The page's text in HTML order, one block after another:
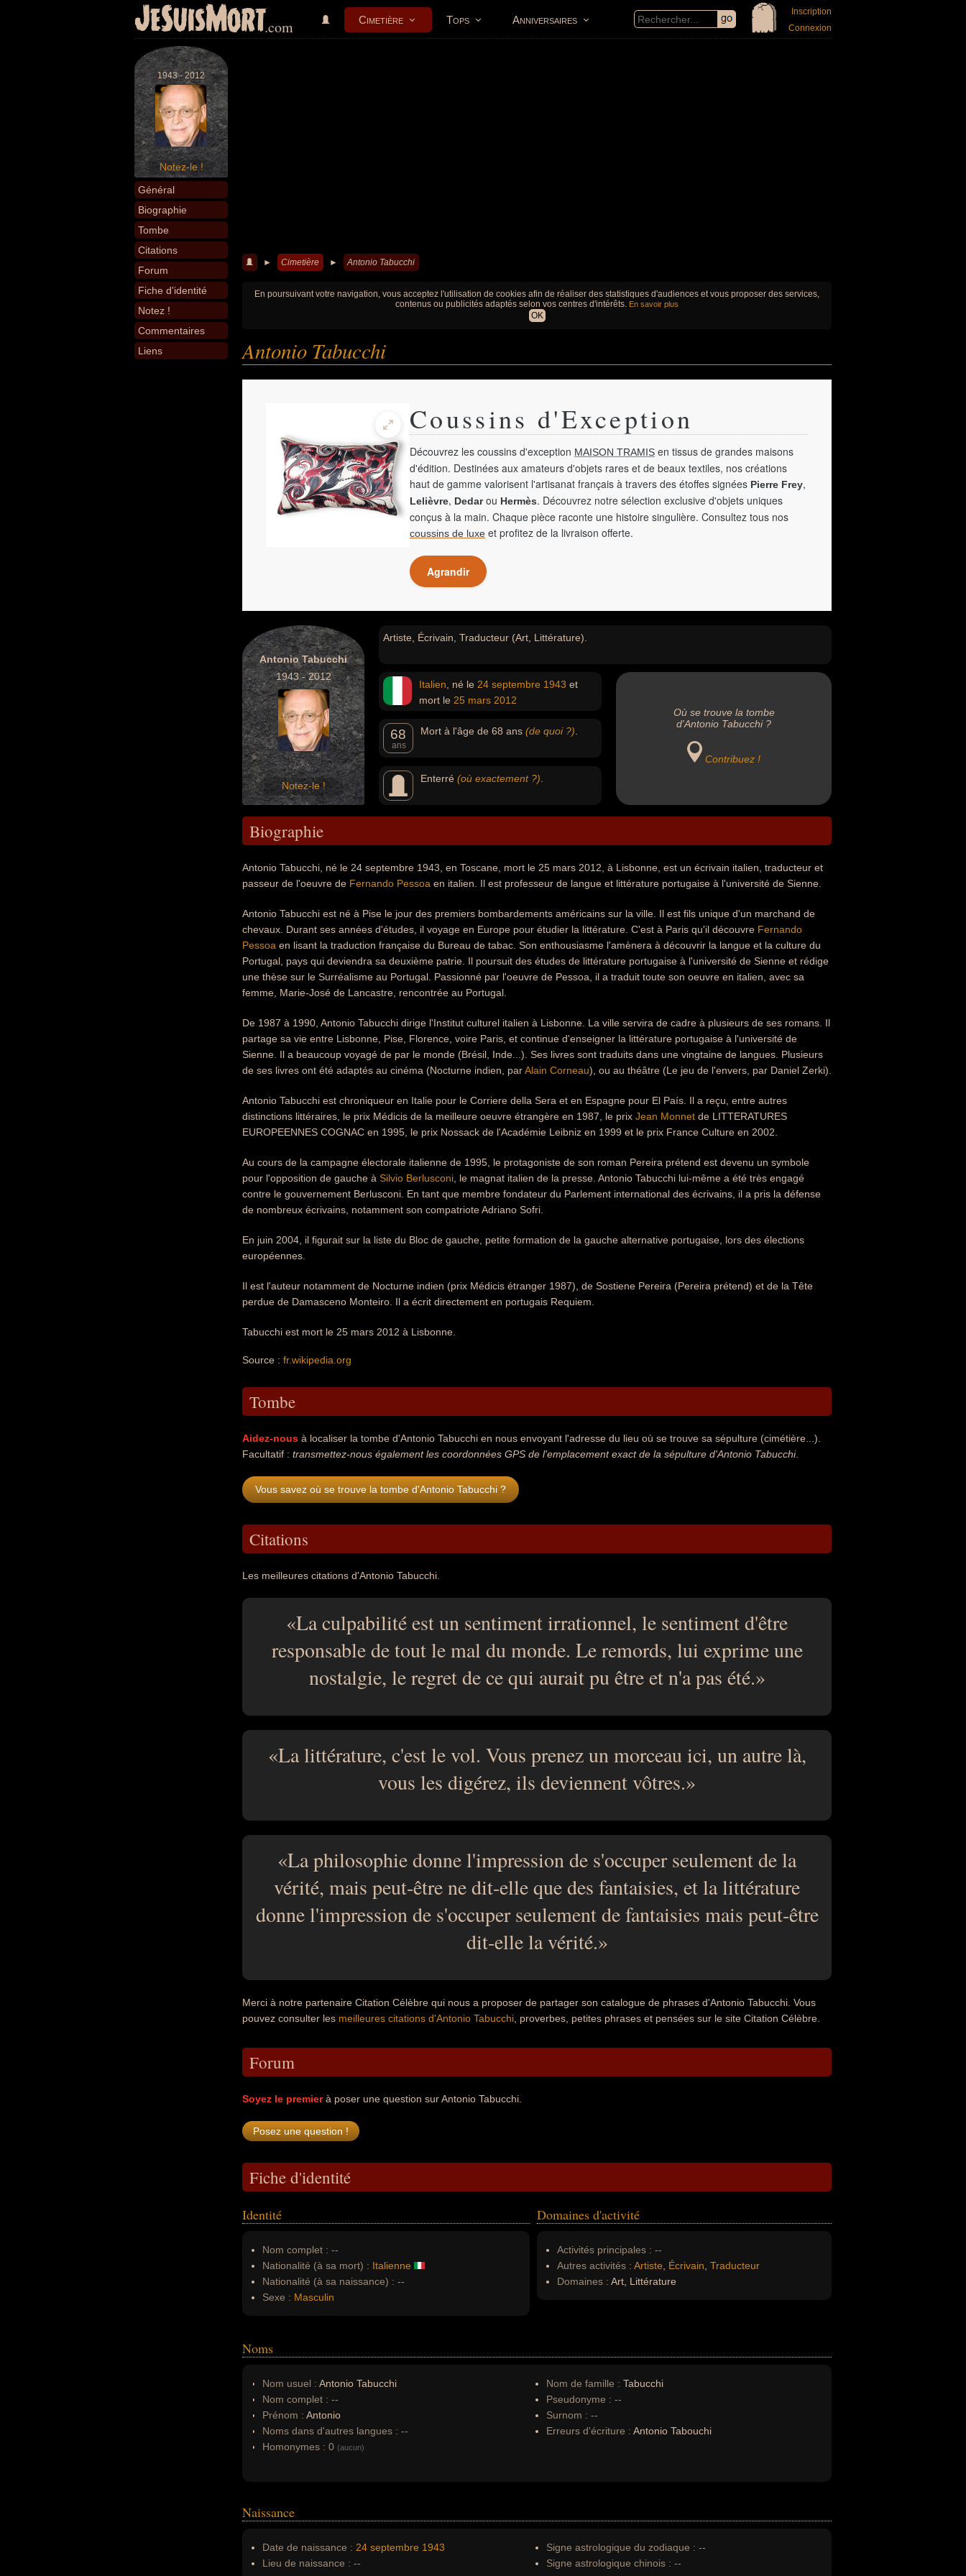
JeSuisMort.com Cimetière Tops Anniversaires
Inscription
Connexion
1943 - 2012
Notez-le !
Général
Biographie
Tombe
Citations
Forum
Fiche d'identité
Notez !
Commentaires
Liens
► Cimetière ► Antonio Tabucchi
En poursuivant votre navigation, vous acceptez l'utilisation de cookies afin de réaliser des statistiques d'audiences et vous proposer des services,
contenus ou publicités adaptés selon vos centres d'intérêts. En savoir plus
OK
Antonio Tabucchi
Coussins d'Exception
Découvrez les coussins d'exception MAISON TRAMIS en tissus de grandes maisons
d'édition. Destinées aux amateurs d'objets rares et de beaux textiles, nos créations
haut de gamme valorisent l'artisanat français à travers des étoffes signées Pierre Frey,
Lelièvre, Dedarou Hermès. Découvrez notre sélection exclusive d'objets uniques
conçus à la main. Chaque pièce raconte une histoire singulière. Consultez tous nos
coussins de luxe et profitez de la livraison offerte.
Agrandir
Antonio Tabucchi
1943 - 2012
Notez-le !
Artiste, Écrivain, Traducteur (Art, Littérature).
Italien , né le 24 septembre 1943 et
mort le 25 mars 2012
68
ans
Mort à l'âge de 68 ans (de quoi ?)
Enterré (où exactement ?)
Où se trouve la tombe
d'Antonio Tabucchi ?
Contribuez !
Biographie
Antonio Tabucchi, né le 24 septembre 1943, en Toscane, mort le 25 mars 2012, à Lisbonne, est un écrivain italien, traducteur et
passeur de l'oeuvre de Fernando Pessoa en italien. Il est professeur de langue et littérature portugaise à l'université de Sienne.
Antonio Tabucchi est né à Pise le jour des premiers bombardements américains sur la ville. Il est fils unique d'un marchand de
chevaux. Durant ses années d'études, il voyage en Europe pour étudier la littérature. C'est à Paris qu'il découvre Fernando
Pessoa en lisant la traduction française du Bureau de tabac. Son enthousiasme l'amènera à découvrir la langue et la culture du
Portugal, pays qui deviendra sa deuxième patrie. Il poursuit des études de littérature portugaise à l'université de Sienne et rédige
une thèse sur le Surréalisme au Portugal. Passionné par l'oeuvre de Pessoa, il a traduit toute son oeuvre en italien, avec sa
femme, Marie-José de Lancastre, rencontrée au Portugal.
De 1987 à 1990, Antonio Tabucchi dirige l'Institut culturel italien à Lisbonne. La ville servira de cadre à plusieurs de ses romans. Il
partage sa vie entre Lisbonne, Pise, Florence, voire Paris, et continue d'enseigner la littérature portugaise à l'université de
Sienne. Il a beaucoup voyagé de par le monde (Brésil, Inde...). Ses livres sont traduits dans une vingtaine de langues. Plusieurs
de ses livres ont été adaptés au cinéma (Nocturne indien, parAlain Corneau), ou au théâtre (Le jeu de l'envers, par Daniel Zerki).
Antonio Tabucchi est chroniqueur en Italie pour le Corriere della Sera et en Espagne pour El País. Il a reçu, entre autres
distinctions littéraires, le prix Médicis de la meilleure oeuvre étrangère en 1987, le prix Jean Monnet de LITTERATURES
EUROPEENNES COGNAC en 1995, le prix Nossack de l'Académie Leibniz en 1999 et le prix France Culture en 2002.
Au cours de la campagne électorale italienne de 1995, le protagoniste de son roman Pereira prétend est devenu un symbole
pour l'opposition de gauche à Silvio Berlusconi , le magnat italien de la presse. Antonio Tabucchi lui-même a été très engagé
contre le gouvernement Berlusconi. En tant que membre fondateur du Parlement international des écrivains, il a pris la défense
de nombreux écrivains, notamment son compatriote Adriano Sofri.
En juin 2004, il figurait sur la liste du Bloc de gauche, petite formation de la gauche alternative portugaise, lors des élections
européennes.
Il est l'auteur notamment de Nocturne indien (prix Médicis étranger 1987), de Sostiene Pereira (Pereira prétend) et de la Tête
perdue de Damasceno Monteiro. Il a écrit directement en portugais Requiem.
Tabucchi est mort le 25 mars 2012 à Lisbonne.
Source : fr.wikipedia.org
Tombe
Aidez-nous à localiser la tombe d'Antonio Tabucchi en nous envoyant l'adresse du lieu où se trouve sa sépulture (cimétière...).
Facultatif : transmettez-nous également les coordonnées GPS de l'emplacement exact de la sépulture d'Antonio Tabucchi.
Vous savez où se trouve la tombe d'Antonio Tabucchi ?
Citations
Les meilleures citations d'Antonio Tabucchi.
La culpabilité est un sentiment irrationnel, le sentiment d'être
responsable de tout le mal du monde. Le remords, lui exprime une
nostalgie, le regret de ce qui aurait pu être et n'a pas été.
La littérature, c'est le vol. Vous prenez un morceau ici, un autre là,
vous les digérez, ils deviennent vôtres.
La philosophie donne l'impression de s'occuper seulement de la
vérité, mais peut-être ne dit-elle que des fantaisies, et la littérature
donne l'impression de s'occuper seulement de fantaisies mais peut-être
dit-elle la vérité.
Merci à notre partenaire Citation Célèbre qui nous a proposer de partager son catalogue de phrases d'Antonio Tabucchi. Vous
pouvez consulter les meilleures citations d'Antonio Tabucchi , proverbes, petites phrases et pensées sur le site Citation Célèbre.
Forum
Soyez le premierà poser une question sur Antonio Tabucchi.
Fiche d'identité
Identité
Nom complet : --
Nationalité (à sa mort) : Italienne
Nationalité (à sa naissance) : --
Sexe : Masculin
Domaines d'activité
Activités principales : --
Autres activités : Artiste Écrivain Traducteur
Domaines : Art, Littérature
Noms
Nom usuel : Antonio Tabucchi
Nom complet : --
Prénom : Antonio
Noms dans d'autres langues : --
Homonymes : 0 (aucun)
Nom de famille : Tabucchi
Pseudonyme : --
Surnom : --
Erreurs d'écriture : Antonio Tabouchi
Naissance
Date de naissance : 24 septembre 1943
Lieu de naissance : --
Signe astrologique du zodiaque : --
Signe astrologique chinois : --